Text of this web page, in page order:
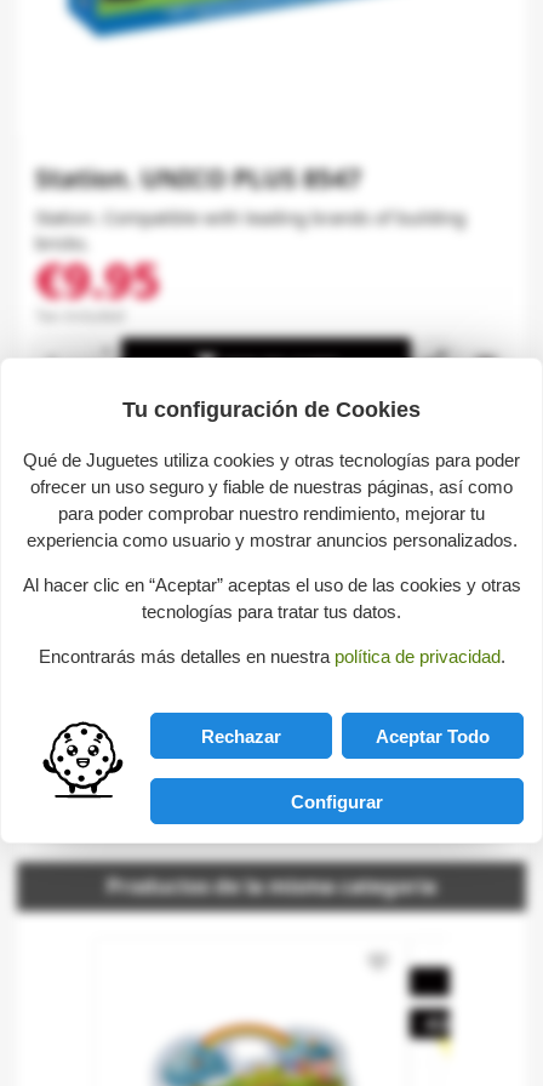
Station. UNICO PLUS 8547
Station. Compatible with leading brands of building
bricks.
€9.95
Tax included
 share favorite_border
Description
Station. Compatible with leading brands of building
bricks.
Baby Games-Stack & Fit
Send us your question help
Be the first to ask a question about this product!
Productos de la misma categoria
favorite_border
-€2.00
Tu configuración de Cookies
Qué de Juguetes utiliza cookies y otras tecnologías para poder
ofrecer un uso seguro y fiable de nuestras páginas, así como
para poder comprobar nuestro rendimiento, mejorar tu
experiencia como usuario y mostrar anuncios personalizados.
Al hacer clic en “Aceptar” aceptas el uso de las cookies y otras
tecnologías para tratar tus datos.
Encontrarás más detalles en nuestra política de privacidad.
Aceptar Todo
Configurar
Rechazar